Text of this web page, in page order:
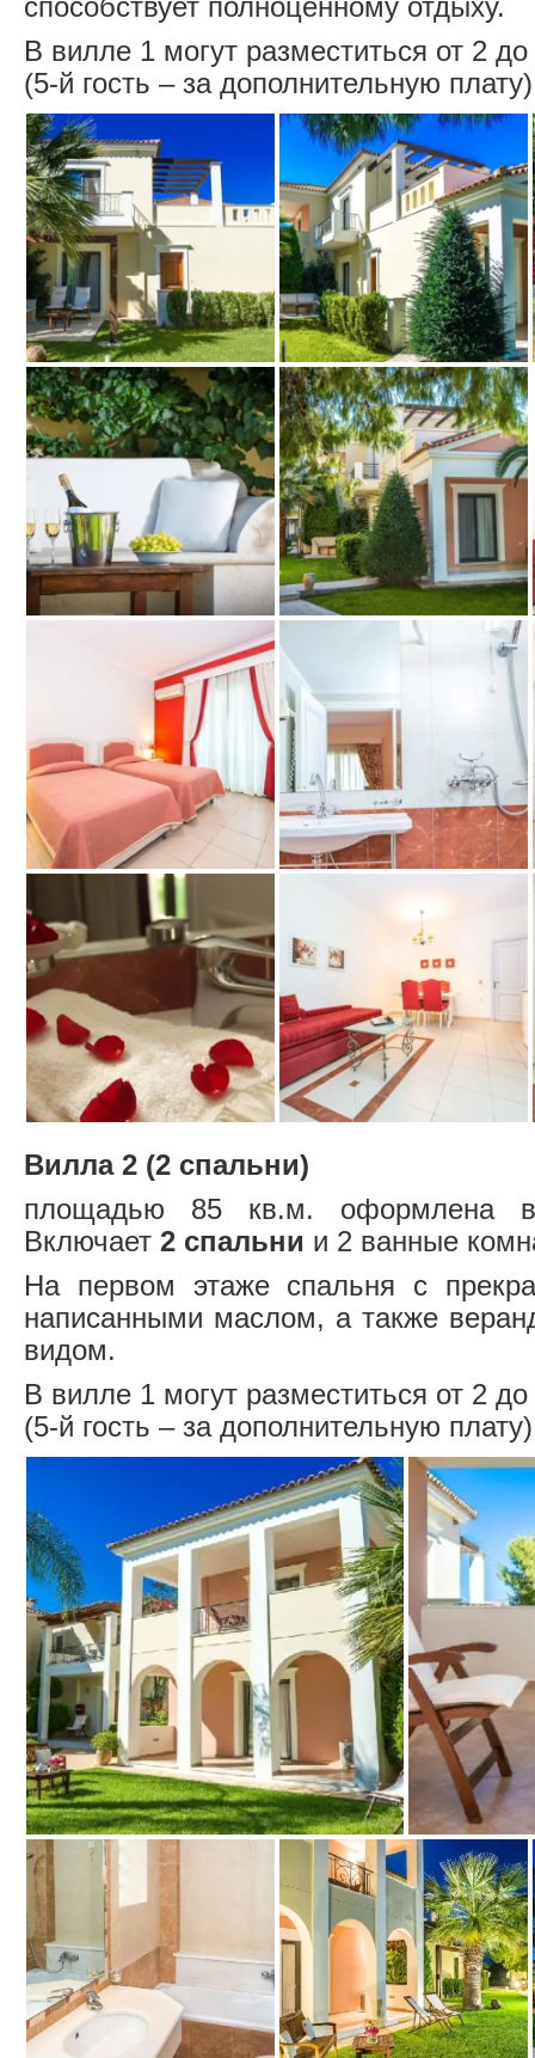
способствует полноценному отдыху.
В вилле 1 могут разместиться от 2
(5-й гость – за дополнительную
Вилла 2 (2 спальни)
площадью 85 кв.м. оформлена
Включает 2 спальни и 2 ванные
На первом этаже спальня с
написанными маслом, а также
видом.
В вилле 1 могут разместиться от 2
(5-й гость – за дополнительную